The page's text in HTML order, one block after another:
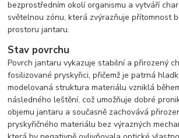
bezprostředním okolí organismu a vytváří
světelnou zónu, která zvýrazňuje přítomnost
prostoru jantaru.
Stav povrchu
Povrch jantaru vykazuje stabilní a přirozený
fosilizované pryskyřici, přičemž je patrná
modelovaná struktura materiálu vzniklá
následného leštění, což umožňuje dobré
objemu jantaru a současně zachovává
pryskyřičného materiálu bez výrazných